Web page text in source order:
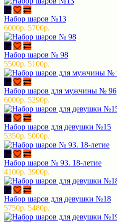
Набор шаров №13
6000р. 5700р.
Набор шаров № 98
5500р. 5100р.
Набор шаров для мужчины № 96
6000р. 5290р.
Набор шаров для девушки №15
5350р. 5000р.
Набор шаров № 93. 18-летие
4100р. 3900р.
Набор шаров для девушки №18
5750р. 5480р.